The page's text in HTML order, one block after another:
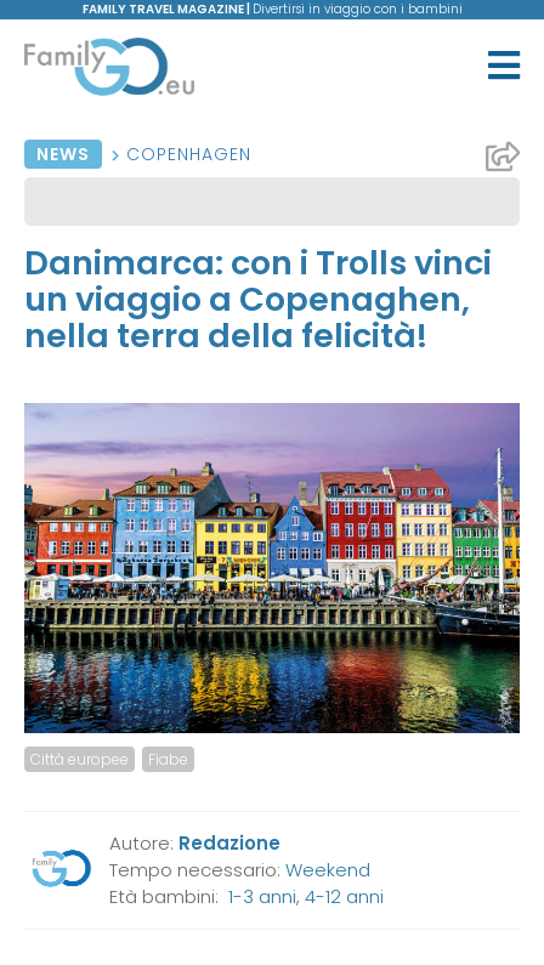
FAMILY TRAVEL MAGAZINE | Divertirsi in viaggio con i bambini
NEWS COPENHAGEN
Danimarca: con i Trolls vinci
un viaggio a Copenaghen,
nella terra della felicità!
Città europee Fiabe
Autore: Redazione
Tempo necessario: Weekend
Età bambini: 1-3 anni, 4-12 anni